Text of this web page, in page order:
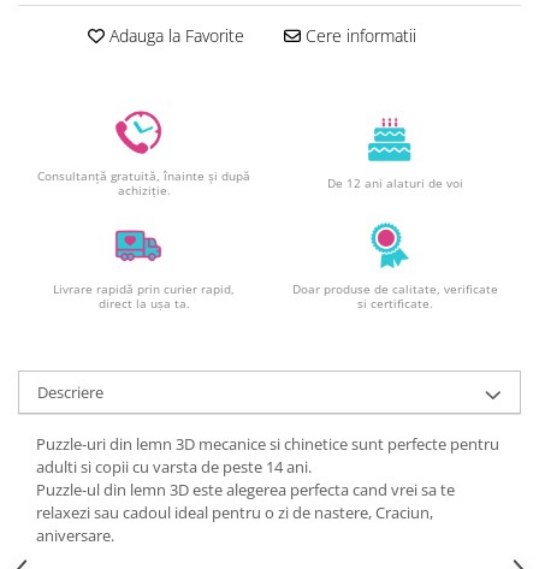
Pasta de zahar - Icing
Decoratiuni din zahar
Printuri Comestibile
Ornamente
Flori Comestibile
RELAXARE & HOBBY
Role pentru colorat
Postere gigant
Paie colorate
Cutii marturii
Articole party
Toppere prajituri
DETERGENTI & CURATENIE
Adauga la Favorite Cere informatii
Consultanță gratuită, înainte și după
achiziție.
De 12 ani alaturi de voi
Livrare rapidă prin curier rapid,
direct la ușa ta.
Doar produse de calitate, verificate
si certificate.
Descriere
Puzzle-uri din lemn 3D mecanice si chinetice sunt perfecte pentru
adulti si copii cu varsta de peste 14 ani.
Puzzle-ul din lemn 3D este alegerea perfecta cand vrei sa te
relaxezi sau cadoul ideal pentru o zi de nastere, Craciun,
aniversare.